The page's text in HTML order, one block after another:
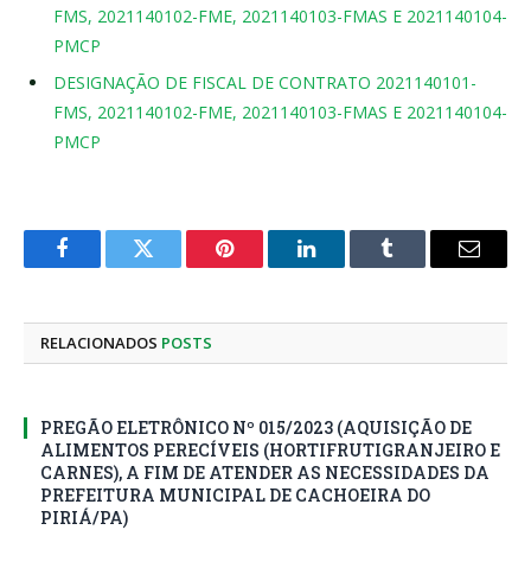
FMS, 2021140102-FME, 2021140103-FMAS E 2021140104-
PMCP
DESIGNAÇÃO DE FISCAL DE CONTRATO 2021140101-
FMS, 2021140102-FME, 2021140103-FMAS E 2021140104-
PMCP
FacebookTwitter Pinterest LinkedInTumblr
E-
RELACIONADOS POSTS
PREGÃO ELETRÔNICO Nº 015/2023 (AQUISIÇÃO DE
ALIMENTOS PERECÍVEIS (HORTIFRUTIGRANJEIRO E
CARNES), A FIM DE ATENDER AS NECESSIDADES DA
PREFEITURA MUNICIPAL DE CACHOEIRA DO
PIRIÁ/PA)